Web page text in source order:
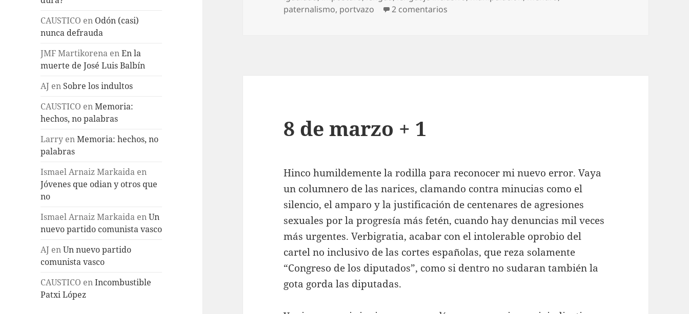
CAUSTICO en Odón (casi)
nunca defrauda
JMF Martikorena enEn la
muerte de José Luis Balbín
AJ en Sobre los indultos
CAUSTICO enMemoria:
hechos, no palabras
Larry enMemoria: hechos, no
palabras
Ismael Arnaiz Markaida en
Jóvenes que odian y otros que
no
Ismael Arnaiz Markaida enUn
nuevo partido comunista vasco
AJ enUn nuevo partido
comunista vasco
CAUSTICO enIncombustible
Patxi López
paternalismo, portvazo 2 comentarios
8 de marzo + 1
Hinco humildemente la rodilla para reconocer mi nuevo error. Vaya
un columnero de las narices, clamando contra minucias como el
silencio, el amparo y la justificación de centenares de agresiones
sexuales por la progresía más fetén, cuando hay denuncias mil veces
más urgentes. Verbigratia, acabar con el intolerable oprobio del
cartel no inclusivo de las cortes españolas, que reza solamente
“Congreso de los diputados”, como si dentro no sudaran también la
gota gorda las diputadas.